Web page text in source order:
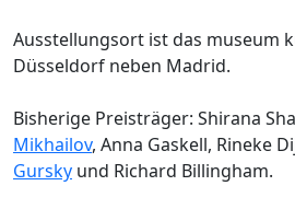
Ausstellungsort ist das museum
Düsseldorf neben Madrid.
Bisherige Preisträger: Shirana
Mikhailov, Anna Gaskell, Rineke
Gursky und Richard Billingham.